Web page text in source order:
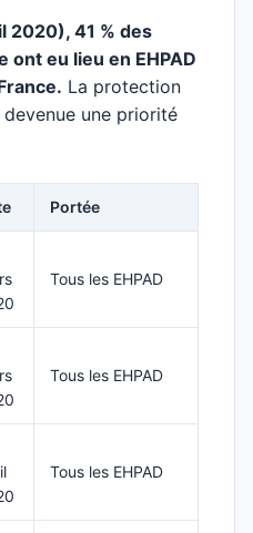
2020), 41 % des
ont eu lieu en EHPAD
La protection
une priorité
Portée
Tous les EHPAD
Tous les EHPAD
Tous les EHPAD